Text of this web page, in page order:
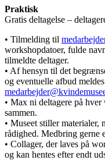
Praktisk
Gratis deltagelse –
• Tilmelding til
workshopdatoer, fulde
tilmeldte deltager.
• Af hensyn til det
og eventuelle afbud
• Max ni deltagere på
sammen.
• Museet stiller
rådighed. Medbring gerne
• Collager, der laves på
og kan hentes efter endt